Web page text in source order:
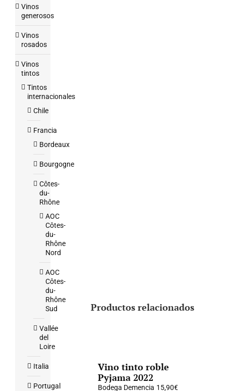
Productos relacionados
Vino tinto roble
Pyjama 2022
Bodega Demencia 15,90€
Vinos
generosos
Vinos
rosados
Vinos
tintos
Tintos
internacionales
Chile
Francia
Bordeaux
Bourgogne
Côtes-
du-
Rhône
AOC
Côtes-
du-
Rhône
Nord
AOC
Côtes-
du-
Rhône
Sud
Vallée
del
Loire
Italia
Portugal